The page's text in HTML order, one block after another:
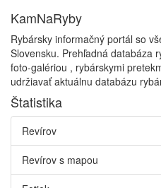
KamNaRyby
Rybársky informačný portál so
Slovensku. Prehľadná databáza
foto-galériou , rybárskymi
udržiavať aktuálnu databázu
Štatistika
Revírov
Revírov s mapou